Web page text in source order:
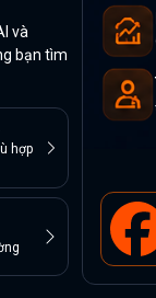
và
bạn tìm
hợp